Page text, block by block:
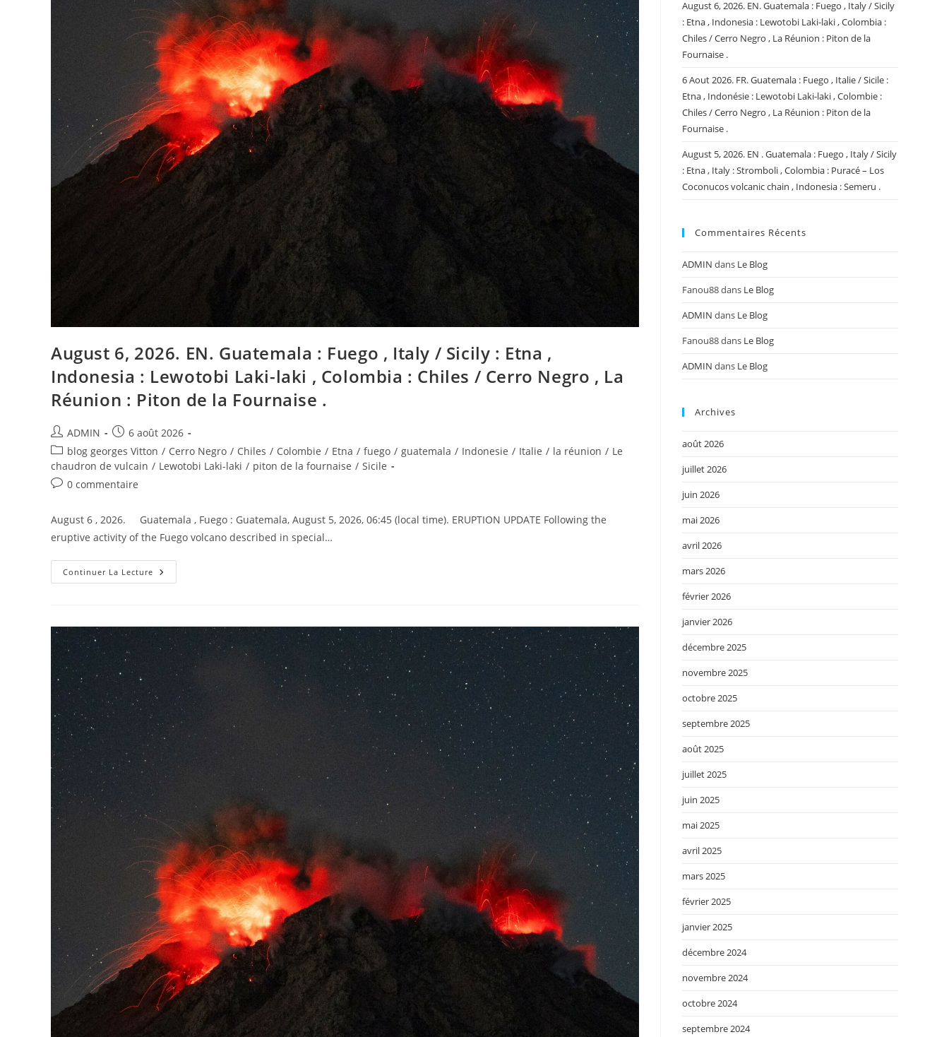
August 6, 2026. EN. Guatemala : Fuego , Italy / Sicily : Etna ,
Indonesia : Lewotobi Laki-laki , Colombia : Chiles / Cerro Negro , La
Réunion : Piton de la Fournaise .
Auteur/autrice
de
la
publication :
ADMIN
Publication
publiée :
6 août 2026
Post
category:
blog georges Vitton / Cerro Negro / Chiles / Colombie / Etna / fuego / guatemala / Indonesie / Italie / la réunion / Le
chaudron de vulcain / Lewotobi Laki-laki / piton de la fournaise / Sicile
Commentaires
la
publication :
0 commentaire
August 6 , 2026. Guatemala , Fuego : Guatemala, August 5, 2026, 06:45 (local time). ERUPTION UPDATE Following the
eruptive activity of the Fuego volcano described in special…
Continuer La Lecture August
6,
Fuego
Italy
Sicily
:
,
Indonesia
Lewotobi
Laki-
Laki
Colombia
/
Cerro
Negro
La
Réunion
:
Piton
De
La
Fournaise
.
August 6, 2026. EN. Guatemala : Fuego , Italy / Sicily
: Etna , Indonesia : Lewotobi Laki-laki , Colombia :
Chiles / Cerro Negro , La Réunion : Piton de la
Fournaise .
6 Aout 2026. FR. Guatemala : Fuego , Italie / Sicile :
Etna , Indonésie : Lewotobi Laki-laki , Colombie :
Chiles / Cerro Negro , La Réunion : Piton de la
Fournaise .
August 5, 2026. EN . Guatemala : Fuego , Italy / Sicily
: Etna , Italy : Stromboli , Colombia : Puracé – Los
Coconucos volcanic chain , Indonesia : Semeru .
Commentaires Récents
ADMIN dans Le Blog
Fanou88dans Le Blog
ADMIN dans Le Blog
Fanou88dans Le Blog
ADMIN dans Le Blog
Archives
août 2026
juillet 2026
juin 2026
mai 2026
avril 2026
mars 2026
février 2026
janvier 2026
décembre 2025
novembre 2025
octobre 2025
septembre 2025
août 2025
juillet 2025
juin 2025
mai 2025
avril 2025
mars 2025
février 2025
janvier 2025
décembre 2024
novembre 2024
octobre 2024
septembre 2024